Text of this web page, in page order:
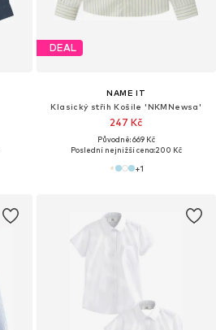
DEAL
NAME IT
Klasický střih Košile 'NKMNewsa'
247 Kč
Původně: 669 Kč
Poslední nejnižší cena:200 Kč
+1